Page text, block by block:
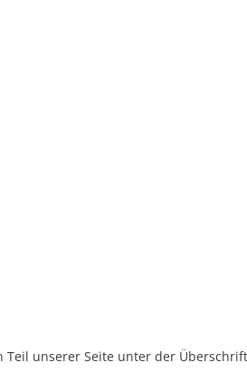
unserer Seite unter der